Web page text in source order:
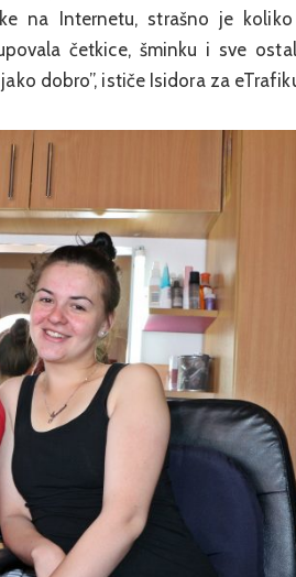
na Internetu, strašno je
četkice, šminku i sve
dobro”, ističe Isidora za